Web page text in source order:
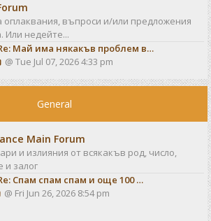
оплаквания, въпроси и/или предложения
Или недейте...
Май има някакъв проблем в…
V
e
e
l
a
t
e
@ Tue Jul 07, 2026 4:33 pm
General
Main Forum
и излияния от всякакъв род, число,
и залог
Спам спам спам и още 100 …
V@ Fri Jun 26, 2026 8:54 pm